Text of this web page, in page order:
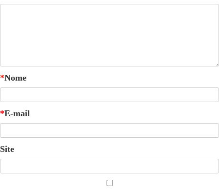
Nome
*
E-mail
*
Site